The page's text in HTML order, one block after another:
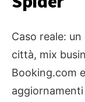
Caso reale:
città, mix
Booking.com